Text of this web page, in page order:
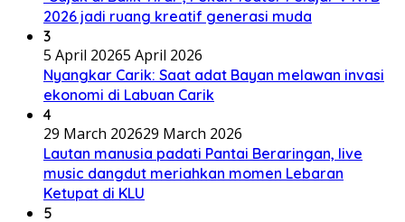
2026 jadi ruang kreatif generasi muda
3
5 April 20265 April 2026
Nyangkar Carik: Saat adat Bayan melawan invasi
ekonomi di Labuan Carik
4
29 March 202629 March 2026
Lautan manusia padati Pantai Beraringan, live
music dangdut meriahkan momen Lebaran
Ketupat di KLU
5